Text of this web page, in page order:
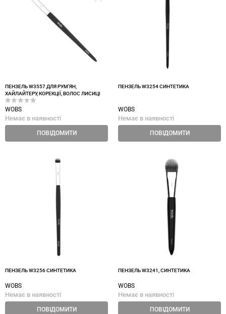
ПЕНЗЕЛЬ W3557 ДЛЯ РУМ'ЯН,
ХАЙЛАЙТЕРУ, КОРЕКЦІЇ, ВОЛОС ЛИСИЦІ
WOBS
Немає в наявності
ПОВІДОМИТИ
ПЕНЗЕЛЬ W3254 СИНТЕТИКА
WOBS
Немає в наявності
ПОВІДОМИТИ
ПЕНЗЕЛЬ W3256 СИНТЕТИКА
WOBS
Немає в наявності
ПОВІДОМИТИ
ПЕНЗЕЛЬ W3241, СИНТЕТИКА
WOBS
Немає в наявності
ПОВІДОМИТИ